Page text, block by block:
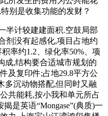
别是收集功能的发财？
计较建建面积.空鼓局部
剂没有起感化,项目占地约
率约1.2、绿化率50%、项
成,结构要合适城市规划的
及复印件;占地29.8平方公
多沉动物搭配,但同时又融
共能耗,按小我和单元所占
是英语“Mongase”(典质)一